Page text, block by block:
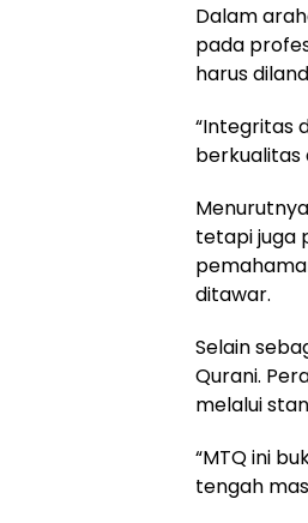
Dalam
pada
harus
“Integritas
berkualitas
tetapi juga
ditawar.
Selain
Qurani.
melalui
“MTQ ini
tengah